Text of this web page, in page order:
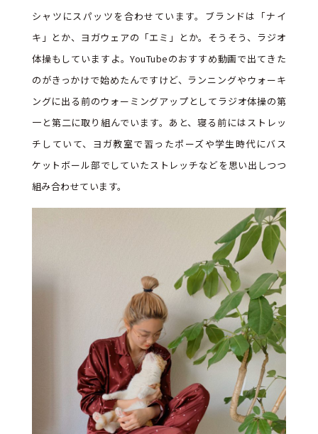
シャツにスパッツを合わせています。ブランドは「ナイ
キ」とか、ヨガウェアの「エミ」とか。そうそう、ラジオ
体操もしていますよ。YouTubeのおすすめ動画で出てきた
のがきっかけで始めたんですけど、ランニングやウォーキ
ングに出る前のウォーミングアップとしてラジオ体操の第
一と第二に取り組んでいます。あと、寝る前にはストレッ
チしていて、ヨガ教室で習ったポーズや学生時代にバス
ケットボール部でしていたストレッチなどを思い出しつつ
組み合わせています。